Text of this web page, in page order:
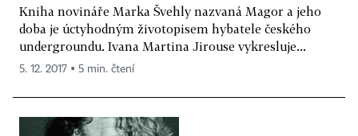
Kniha novináře Marka Švehly nazvaná Magor a jeho
doba je úctyhodným životopisem hybatele českého
undergroundu. Ivana Martina Jirouse vykresluje...
5. 12. 2017 ▪ 5 min. čtení